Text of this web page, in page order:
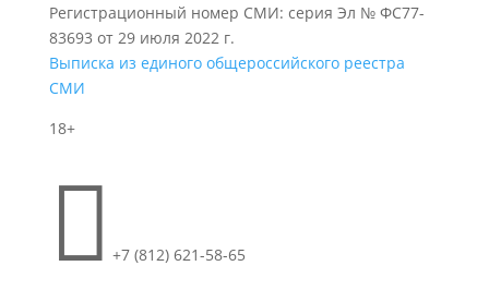
Регистрационный номер СМИ: серия Эл № ФС77-
83693 от 29 июля 2022 г.
Выписка из единого общероссийского реестра
СМИ
18+
 +7 (812) 621-58-65